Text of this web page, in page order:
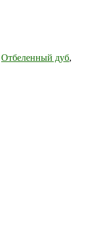
Отбеленный дуб,